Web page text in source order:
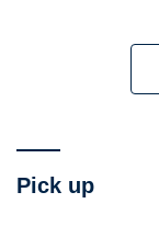
もあるので、ネ
がいいでしょう
り怖い？）
Pick up